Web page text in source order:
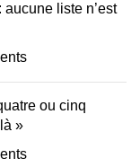
liste n’est
ou cinq
»